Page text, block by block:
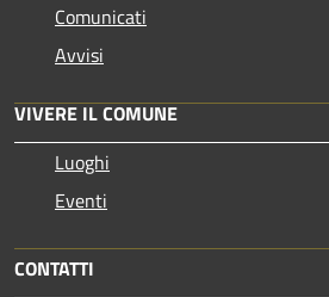
Comunicati
Avvisi
VIVERE IL COMUNE
Luoghi
Eventi
CONTATTI